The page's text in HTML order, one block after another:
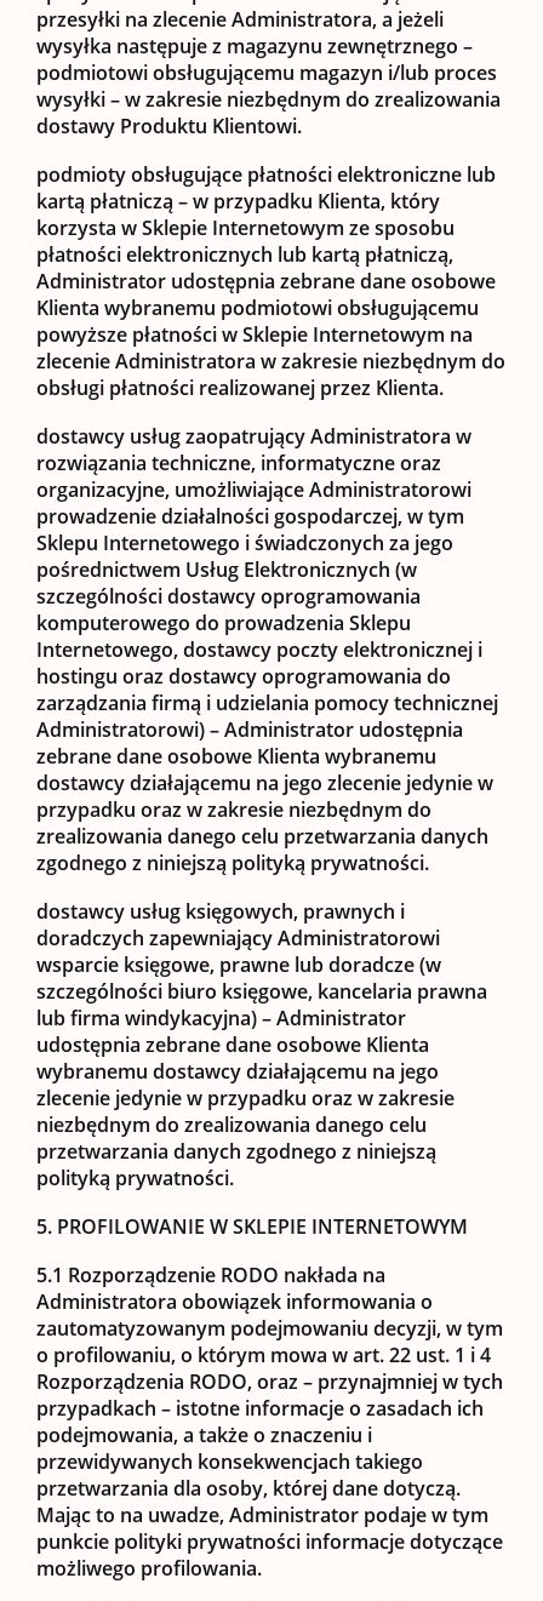
przesyłki na zlecenie Administratora, a jeżeli
wysyłka następuje z magazynu zewnętrznego –
podmiotowi obsługującemu magazyn i/lub proces
wysyłki – w zakresie niezbędnym do zrealizowania
dostawy Produktu Klientowi.
podmioty obsługujące płatności elektroniczne lub
kartą płatniczą – w przypadku Klienta, który
korzysta w Sklepie Internetowym ze sposobu
płatności elektronicznych lub kartą płatniczą,
Administrator udostępnia zebrane dane osobowe
Klienta wybranemu podmiotowi obsługującemu
powyższe płatności w Sklepie Internetowym na
zlecenie Administratora w zakresie niezbędnym do
obsługi płatności realizowanej przez Klienta.
dostawcy usług zaopatrujący Administratora w
rozwiązania techniczne, informatyczne oraz
organizacyjne, umożliwiające Administratorowi
prowadzenie działalności gospodarczej, w tym
Sklepu Internetowego i świadczonych za jego
pośrednictwem Usług Elektronicznych (w
szczególności dostawcy oprogramowania
komputerowego do prowadzenia Sklepu
Internetowego, dostawcy poczty elektronicznej i
hostingu oraz dostawcy oprogramowania do
zarządzania firmą i udzielania pomocy technicznej
Administratorowi) – Administrator udostępnia
zebrane dane osobowe Klienta wybranemu
dostawcy działającemu na jego zlecenie jedynie w
przypadku oraz w zakresie niezbędnym do
zrealizowania danego celu przetwarzania danych
zgodnego z niniejszą polityką prywatności.
dostawcy usług księgowych, prawnych i
doradczych zapewniający Administratorowi
wsparcie księgowe, prawne lub doradcze(w
szczególności biuro księgowe, kancelaria prawna
lub firma windykacyjna) – Administrator
udostępnia zebrane dane osobowe Klienta
wybranemu dostawcy działającemu na jego
zlecenie jedynie w przypadku oraz w zakresie
niezbędnym do zrealizowania danego celu
przetwarzania danych zgodnego z niniejszą
polityką prywatności.
5. PROFILOWANIE W SKLEPIE INTERNETOWYM
5.1 Rozporządzenie RODO nakłada na
Administratora obowiązek informowania o
zautomatyzowanym podejmowaniu decyzji, w tym
o profilowaniu, o którym mowa w art. 22 ust. 1 i 4
Rozporządzenia RODO, oraz – przynajmniej w tych
przypadkach – istotne informacje o zasadach ich
podejmowania, a także o znaczeniu i
przewidywanych konsekwencjach takiego
przetwarzania dla osoby, której dane dotyczą.
Mając to na uwadze, Administrator podaje w tym
punkcie polityki prywatności informacje dotyczące
możliwego profilowania.